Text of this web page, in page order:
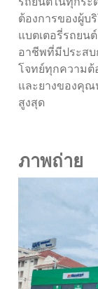
ต้องการของผู้บ
แบตเตอรี่รถยน
อาชีพที่มีประส
โจทย์ทุกความต้
และยางของคุณ
สูงสุด
ภาพถ่าย